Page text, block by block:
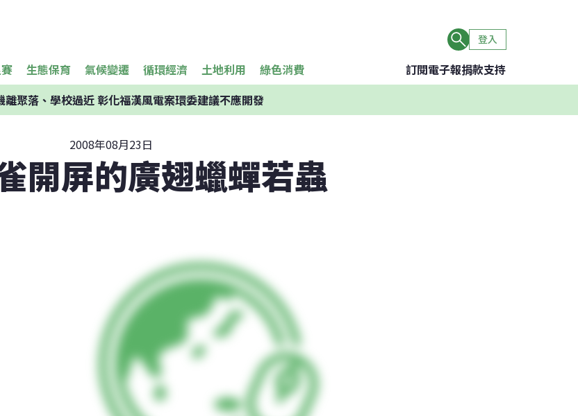
登入
生態保育 氣候變遷 循環經濟 土地利用 綠色消費 訂閱電子報捐款支持
離聚落、學校過近 彰化福漢風電案環委建議不應開發
2008年08月23日
開屏的廣翅蠟蟬若蟲